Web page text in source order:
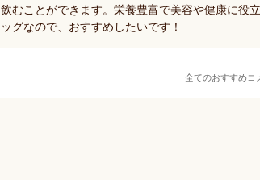
飲むことができます。栄養豊富で美容や健康に役
ッグなので、おすすめしたいです！
全てのおすすめコ